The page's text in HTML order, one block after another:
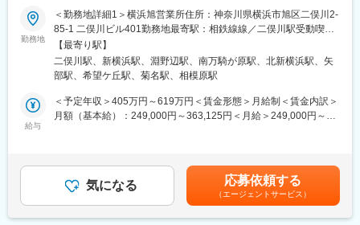
に、信頼関係を深めながら潜在ニーズを発掘
・利用者宅への訪問を通じて介護用品の使用状況を確認し、ケア
マネへ最適な改善提案を実施
・地域の居宅介護支援事業所などへ訪問し、紹介・反響を元に新
規のケアマネ（5～10名）を開拓
■フォロー体制
＜集合研修＞入社後は全国の同期入社者と5日間の集合研修
■評価制度
各グレードごとにスキル項目を設定。売上目標の達成率だけでは
介護用品等の提供を行うケアマネージャーに対する提案をお任せ
します。
ケアマネジャーや実際に介護用品を使用する個人のお客様との信
頼関係を構築していただき、顧客も気づいていないニーズを発掘
していただきます。
生成AIを活用した営業活動で業務を効率化。更には、ケア→予防
にシフトした提案などの競合にはない取り組みを実施していま
す。
具体的には…
・利用者様宅へ訪問し利用状況の確認、ケアマネへ状況や変更点
勤務地
＜勤務地詳細1＞横浜旭営業所住所：神奈川県横浜市旭区二俣川2-
85-1 二俣川ビル401勤務地最寄駅：相鉄線線／二俣川駅受動喫煙
対策：屋内全面禁煙＜勤務地詳細2＞横浜港北営業所住所：神奈川
県横浜市港北区新横浜3-24-11 ユニオンビル 4F B号室勤務地最寄
駅：JR線／新横浜駅駅受動喫煙対策：屋内全面禁煙＜勤務地詳細
地6号 淵野辺サトウビル4階B受動喫煙対策：屋内全面禁煙変更
の範囲：会社の定める事業所
【最寄り駅】
二俣川駅、新横浜駅、淵野辺駅、南万騎が原駅、北新横浜駅、矢
部駅、希望ケ丘駅、菊名駅、相模原駅
給与
＜予定年収＞405万円～619万円＜賃金形態＞月給制＜賃金内訳＞
月額（基本給）：249,000円～363,125円＜月給＞249,000円～
収・営業リーダー：入社3年目625万（月給36万＋賞与＋諸手
当）・所長：入社5年目760万（月給44万＋賞与＋諸手当）賃金は
あくまでも目安の金額であり、選考を通じて上下する可能性があ
ります。月給(月額)は固定手当を含めた表記です。
気になる 応募依頼する
（エージェントサービス）